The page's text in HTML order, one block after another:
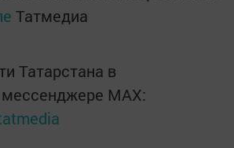
Татмедиа
Татарстана в
MАХ: